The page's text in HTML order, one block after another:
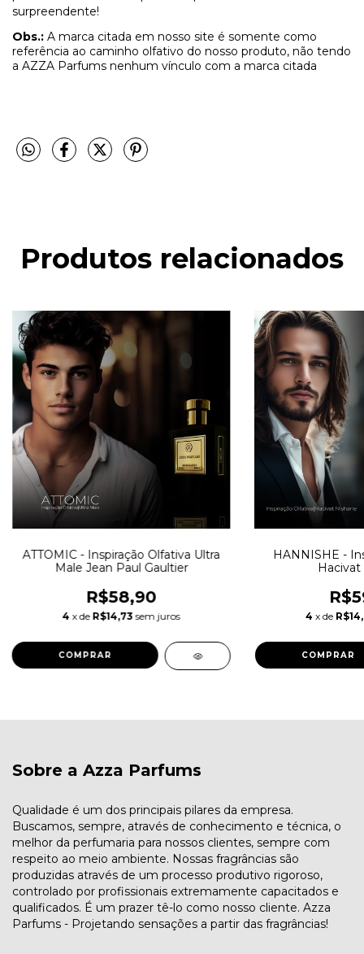
surpreendente!
Obs.: A marca citada em nosso site é somente como
referência ao caminho olfativo do nosso produto, não tendo
a AZZA Parfums nenhum vínculo com a marca citada
Produtos relacionados
ATTOMIC - Inspiração Olfativa Ultra
Male Jean Paul Gaultier
R$58,90
4 x de R$14,73 sem juros
COMPRAR
HANNISHE -
4 x de
COMPRAR
Sobre a Azza Parfums
Qualidade é um dos principais pilares da empresa.
Buscamos, sempre, através de conhecimento e técnica, o
melhor da perfumaria para nossos clientes, sempre com
respeito ao meio ambiente. Nossas fragrâncias são
produzidas através de um processo produtivo rigoroso,
controlado por profissionais extremamente capacitados e
qualificados. É um prazer tê-lo como nosso cliente. Azza
Parfums - Projetando sensações a partir das fragrâncias!